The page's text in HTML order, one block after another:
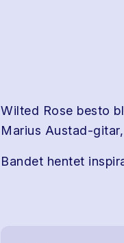
Wilted Rose besto
Marius Austad-
Bandet hentet